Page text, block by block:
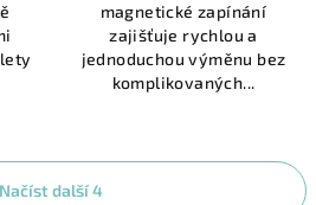
magnetické zapínání
zajišťuje rychlou a
jednoduchou výměnu bez
komplikovaných...
Načíst další 4